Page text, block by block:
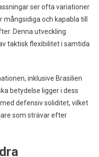
ser ofta variationer
och kapabla till
Denna utveckling
taktisk flexibilitet i samtida
inklusive Brasilien
betydelse ligger i dess
defensiv soliditet, vilket
som strävar efter